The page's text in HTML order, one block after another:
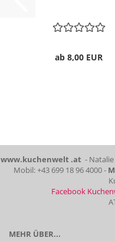
ab 8,00 EUR
www.kuchenwelt .at -
Mobil: +43 699 18 96 4000 -
Facebook
MEHR ÜBER...